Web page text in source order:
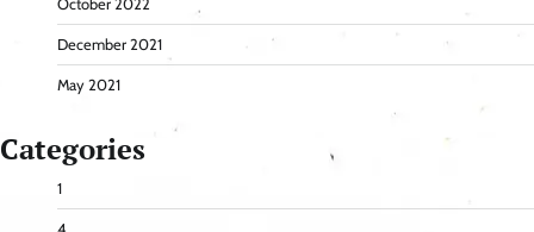
October 2022
December 2021
May 2021
Categories
1